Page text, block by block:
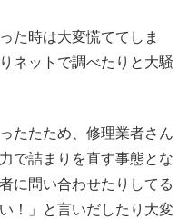
た時は大変慌ててしま
ネットで調べたりと大騒
たたため、修理業者さん
で詰まりを直す事態とな
に問い合わせたりしてる
！」と言いだしたり大変